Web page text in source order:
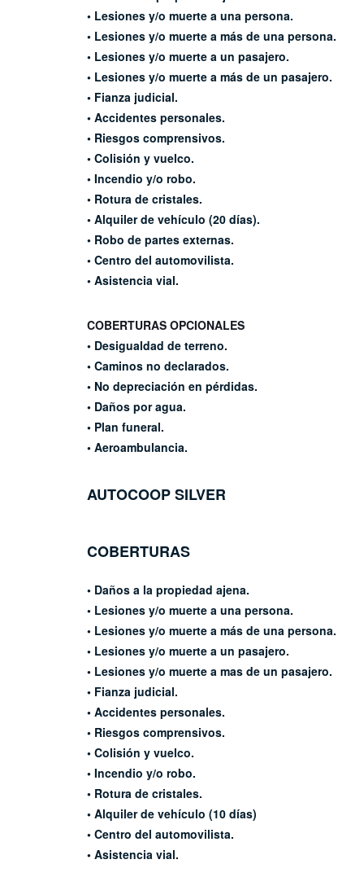
• Lesiones y/o muerte a una persona.
• Lesiones y/o muerte a más de una persona.
• Lesiones y/o muerte a un pasajero.
• Lesiones y/o muerte a más de un pasajero.
• Fianza judicial.
• Accidentes personales.
• Riesgos comprensivos.
• Colisión y vuelco.
• Incendio y/o robo.
• Rotura de cristales.
• Alquiler de vehículo (20 días).
• Robo de partes externas.
• Centro del automovilista.
• Asistencia vial.
COBERTURAS OPCIONALES
• Desigualdad de terreno.
• Caminos no declarados.
• No depreciación en pérdidas.
• Daños por agua.
• Plan funeral.
• Aeroambulancia.
AUTOCOOP SILVER
COBERTURAS
• Daños a la propiedad ajena.
• Lesiones y/o muerte a una persona.
• Lesiones y/o muerte a más de una persona.
• Lesiones y/o muerte a un pasajero.
• Lesiones y/o muerte a mas de un pasajero.
• Fianza judicial.
• Accidentes personales.
• Riesgos comprensivos.
• Colisión y vuelco.
• Incendio y/o robo.
• Rotura de cristales.
• Alquiler de vehículo (10 días)
• Centro del automovilista.
• Asistencia vial.